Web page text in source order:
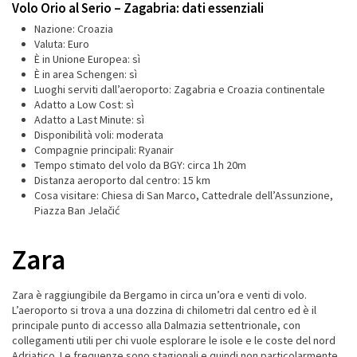
Volo Orio al Serio – Zagabria: dati essenziali
Nazione: Croazia
Valuta: Euro
È in Unione Europea: sì
È in area Schengen: sì
Luoghi serviti dall’aeroporto: Zagabria e Croazia continentale
Adatto a Low Cost: sì
Adatto a Last Minute: sì
Disponibilità voli: moderata
Compagnie principali: Ryanair
Tempo stimato del volo da BGY: circa 1h 20m
Distanza aeroporto dal centro: 15 km
Cosa visitare: Chiesa di San Marco, Cattedrale dell’Assunzione,
Piazza Ban Jelačić
Zara
Zara è raggiungibile da Bergamo in circa un’ora e venti di volo.
L’aeroporto si trova a una dozzina di chilometri dal centro ed è il
principale punto di accesso alla Dalmazia settentrionale, con
collegamenti utili per chi vuole esplorare le isole e le coste del nord